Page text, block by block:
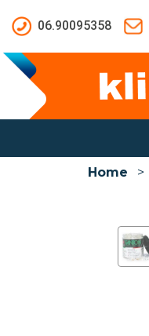
06.90095358
Home >